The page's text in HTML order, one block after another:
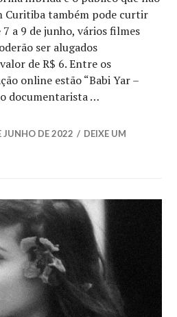
Curitiba também pode curtir
a 9 de junho, vários filmes
ser alugados
de R$ 6. Entre os
online estão “Babi Yar –
documentarista …
Online do 11º Olhar de
JUNHO DE 2022
DEIXE UM